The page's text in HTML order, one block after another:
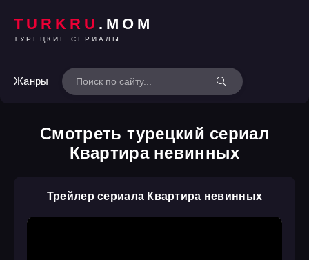
TURKRU .MOM
ТУРЕЦКИЕ СЕРИАЛЫ
Жанры
Смотреть турецкий сериал
Квартира невинных
Трейлер сериала Квартира невинных